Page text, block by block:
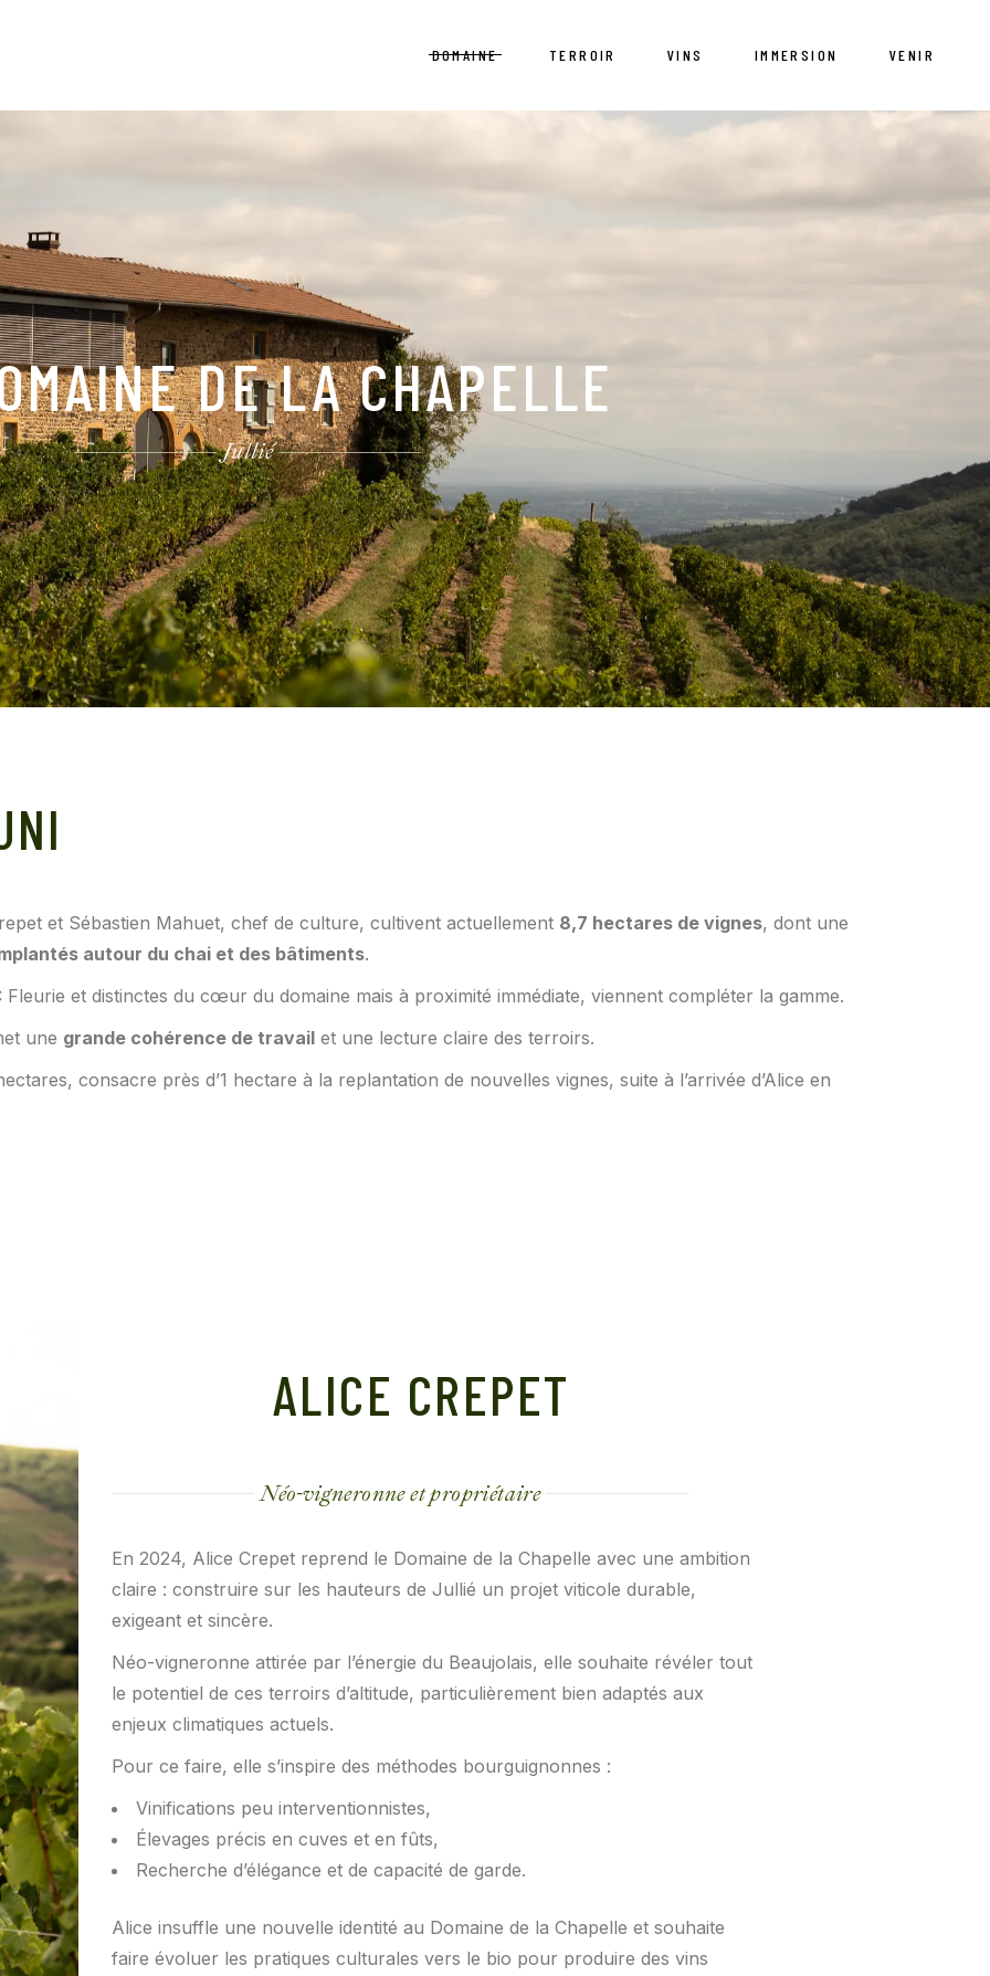
DOMAINE TERROIR VINS IMMERSION VENIR
DE LA CHAPELLE
Jullié
et Sébastien Mahuet, chef de culture, cultivent actuellement 8,7 hectares de vignes, dont une
autour du chai et des bâtiments.
et distinctes du cœur du domaine mais à proximité immédiate, viennent compléter la gamme.
une grande cohérence de travail et une lecture claire des terroirs.
consacre près d’1 hectare à la replantation de nouvelles vignes, suite à l’arrivée d’Alice en
ALICE CREPET
Néo-vigneronne et propriétaire
En 2024, Alice Crepet reprend le Domaine de la Chapelle avec une ambition
claire : construire sur les hauteurs de Jullié un projet viticole durable,
exigeant et sincère.
Néo-vigneronne attirée par l’énergie du Beaujolais, elle souhaite révéler tout
le potentiel de ces terroirs d’altitude, particulièrement bien adaptés aux
enjeux climatiques actuels.
Pour ce faire, elle s’inspire des méthodes bourguignonnes :
Vinifications peu interventionnistes,
Élevages précis en cuves et en fûts,
Recherche d’élégance et de capacité de garde.
Alice insuffle une nouvelle identité au Domaine de la Chapelle et souhaite
faire évoluer les pratiques culturales vers le bio pour produire des vins